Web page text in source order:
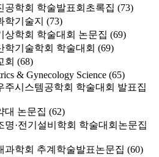
공학회 학술발표회초록집 (73)
학기술지 (73)
상학회 학술대회 논문집 (69)
학기술학회 학술대회 (69)
회 (68)
& Gynecology Science (65)
주시스템공학회 학술대회 발표집
대 논문집 (62)
명·전기설비학회 학술대회논문집
과학회 추계학술발표논문집 (60)